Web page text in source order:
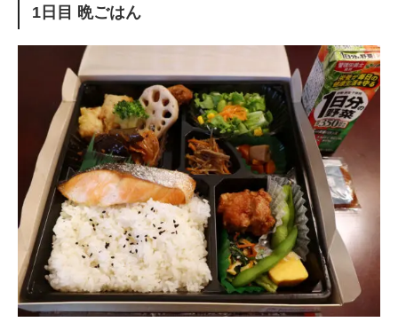
1日目 晩ごはん